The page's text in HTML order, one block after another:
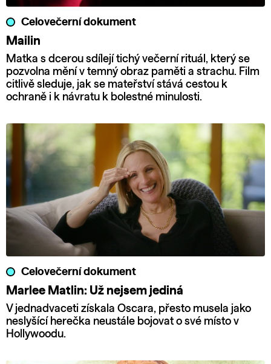
Celovečerní dokument
Mailin
Matka s dcerou sdílejí tichý večerní rituál, který se
pozvolna mění v temný obraz paměti a strachu. Film
citlivě sleduje, jak se mateřství stává cestou k
ochraně i k návratu k bolestné minulosti.
Celovečerní dokument
Marlee Matlin: Už nejsem jediná
V jednadvaceti získala Oscara, přesto musela jako
neslyšící herečka neustále bojovat o své místo v
Hollywoodu.